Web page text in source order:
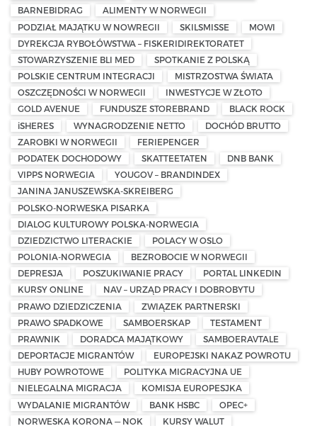
BARNEBIDRAG
ALIMENTY W NORWEGII
PODZIAŁ MAJĄTKU W NOWREGII
SKILSMISSE
MOWI
DYREKCJA RYBOŁÓWSTWA – FISKERIDIREKTORATET
STOWARZYSZENIE BLI MED
SPOTKANIE Z POLSKĄ
POLSKIE CENTRUM INTEGRACJI
MISTRZOSTWA ŚWIATA
OSZCZĘDNOŚCI W NORWEGII
INWESTYCJE W ZŁOTO
GOLD AVENUE
FUNDUSZE STOREBRAND
BLACK ROCK
iSHERES
WYNAGRODZENIE NETTO
DOCHÓD BRUTTO
ZAROBKI W NORWEGII
FERIEPENGER
PODATEK DOCHODOWY
SKATTEETATEN
DNB BANK
VIPPS NORWEGIA
YOUGOV – BRANDINDEX
JANINA JANUSZEWSKA-SKREIBERG
POLSKO-NORWESKA PISARKA
DIALOG KULTUROWY POLSKA-NORWEGIA
DZIEDZICTWO LITERACKIE
POLACY W OSLO
POLONIA-NORWEGIA
BEZROBOCIE W NORWEGII
DEPRESJA
POSZUKIWANIE PRACY
PORTAL LINKEDIN
KURSY ONLINE
NAV – URZĄD PRACY I DOBROBYTU
PRAWO DZIEDZICZENIA
ZWIĄZEK PARTNERSKI
PRAWO SPADKOWE
SAMBOERSKAP
TESTAMENT
PRAWNIK
DORADCA MAJĄTKOWY
SAMBOERAVTALE
DEPORTACJE MIGRANTÓW
EUROPEJSKI NAKAZ POWROTU
HUBY POWROTOWE
POLITYKA MIGRACYJNA UE
NIELEGALNA MIGRACJA
KOMISJA EUROPESJKA
WYDALANIE MIGRANTÓW
BANK HSBC
OPEC+
NORWESKA KORONA — NOK
KURSY WALUT